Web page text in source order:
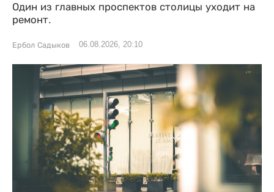
Один из главных проспектов столицы уходит на
ремонт.
Ербол Садыков 06.08.2026, 20:10